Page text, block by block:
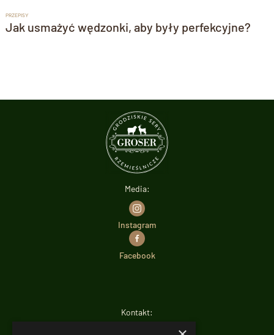
PRZEPISY
Jak usmażyć wędzonki, aby były perfekcyjne?
Media:
Instagram
Facebook
Kontakt: